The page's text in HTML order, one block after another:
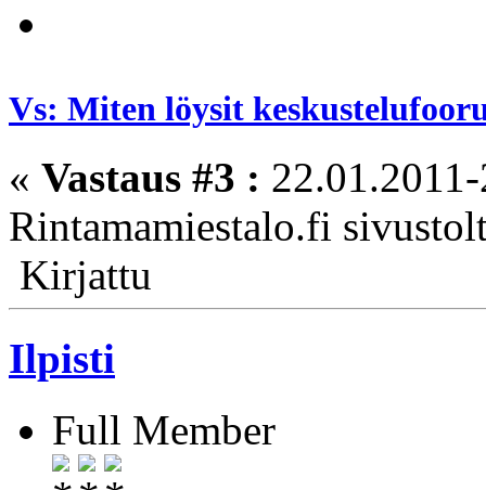
Vs: Miten löysit
« Vastaus #3 :
Rintamamiestalo.fi
Kirjattu
Ilpisti
Full Member